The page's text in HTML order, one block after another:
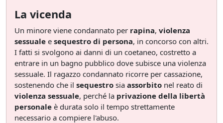
La vicenda
Un minore viene condannato per rapina, violenza
sessuale e sequestro di persona, in concorso con altri.
I fatti si svolgono ai danni di un coetaneo, costretto a
entrare in un bagno pubblico dove subisce una violenza
sessuale. Il ragazzo condannato ricorre per cassazione,
sostenendo che il sequestro sia assorbito nel reato di
violenza sessuale, perché la privazione della libertà
personale è durata solo il tempo strettamente
necessario a compiere l'abuso.